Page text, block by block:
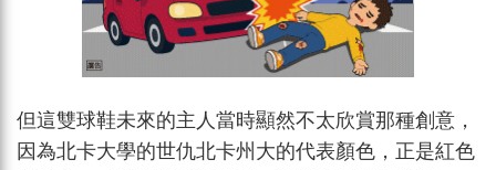
但這雙球鞋未來的主人當時顯然不太欣賞那種創意，
因為北卡大學的世仇北卡州大的代表顏色，正是紅色